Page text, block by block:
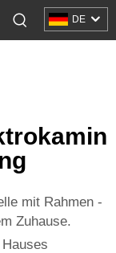
DE
mit Rahmen -
Zuhause.